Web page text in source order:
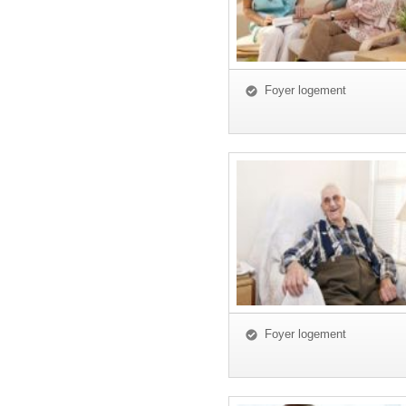
Foyer logement
Foyer logement